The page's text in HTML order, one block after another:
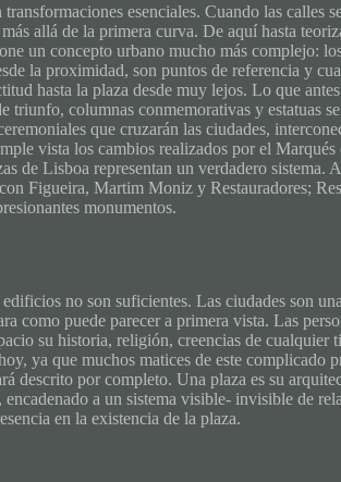
esenciales. Cuando las calles
allá de la primera curva. De aquí hasta
un concepto urbano mucho más complejo:
la proximidad, son puntos de referencia y
hasta la plaza desde muy lejos. Lo que
triunfo, columnas conmemorativas y estatuas
que cruzarán las ciudades,
vista los cambios realizados por el
de Lisboa representan un verdadero sistema.
Figueira, Martim Moniz y Restauradores;
monumentos.
no son suficientes. Las ciudades son
como puede parecer a primera vista. Las
su historia, religión, creencias de cualquier
ya que muchos matices de este complicado
descrito por completo. Una plaza es su
encadenado a un sistema visible- invisible de
en la existencia de la plaza.